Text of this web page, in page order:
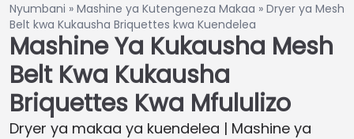
Nyumbani » Mashine ya Kutengeneza Makaa » Dryer ya Mesh
Belt kwa Kukausha Briquettes kwa Kuendelea
Mashine Ya Kukausha Mesh
Belt Kwa Kukausha
Briquettes Kwa Mfululizo
Dryer ya makaa ya kuendelea | Mashine ya